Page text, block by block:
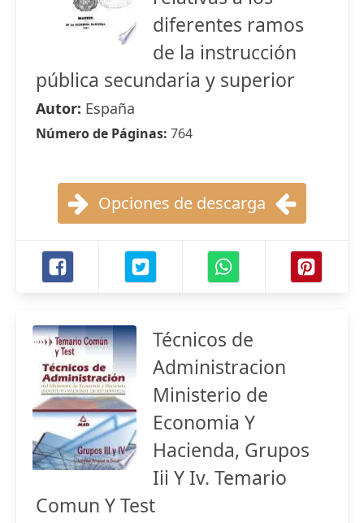
diferentes ramos
de la instrucción
pública secundaria y superior
Autor: España
Número de Páginas: 764
Opciones de descarga
Técnicos de
Administracion
Ministerio de
Economia Y
Hacienda, Grupos
Iii Y Iv. Temario
Comun Y Test